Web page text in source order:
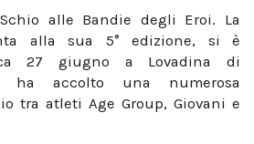
alle Bandie degli Eroi. La
alla sua 5° edizione, si è
27 giugno a Lovadina di
ha accolto una numerosa
tra atleti Age Group, Giovani e